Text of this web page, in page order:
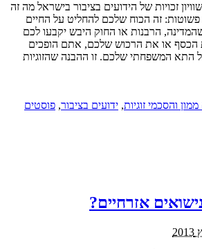
זכויות של הידועים בציבור בישראל מה זה
פשוטות: זה הכוח שלכם להחליט על החיים
הרבנות או החוק היבש יקבעו לכם
הכסף או את הרכוש שלכם, אתם הופכים
התא המשפחתי שלכם. זו ההבנה שהזוגיות
והסכמי זוגיות, ידועים בציבור, פוסטים
אזרחיים?